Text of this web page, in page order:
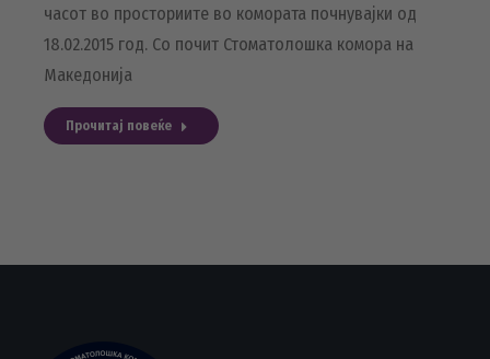
часот во просториите во комората почнувајки од
18.02.2015 год. Со почит Стоматолошка комора на
Македонија
Прочитај повеќе